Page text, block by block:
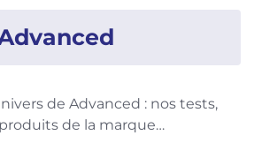
de Advanced : nos tests,
de la marque…